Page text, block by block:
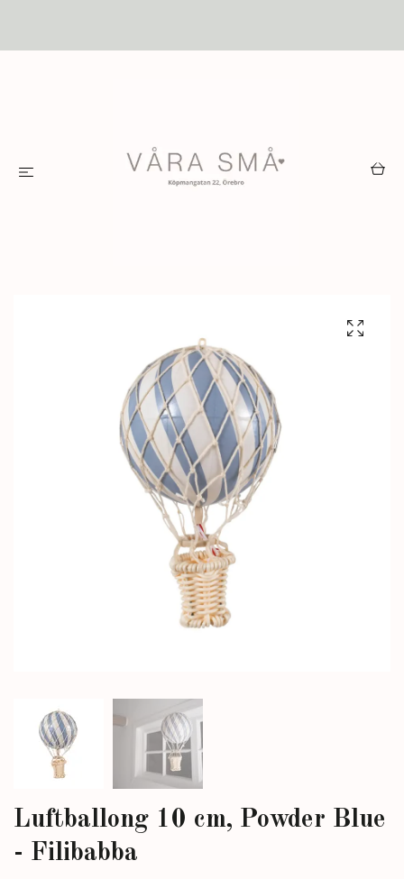
Luftballong 10 cm, Powder Blue
- Filibabba